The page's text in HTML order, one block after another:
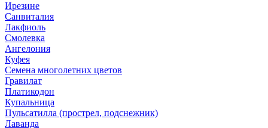
Ирезине
Санвиталия
Лакфиоль
Смолевка
Ангелония
Куфея
Семена многолетних цветов
Гравилат
Платикодон
Купальница
Пульсатилла (прострел, подснежник)
Лаванда